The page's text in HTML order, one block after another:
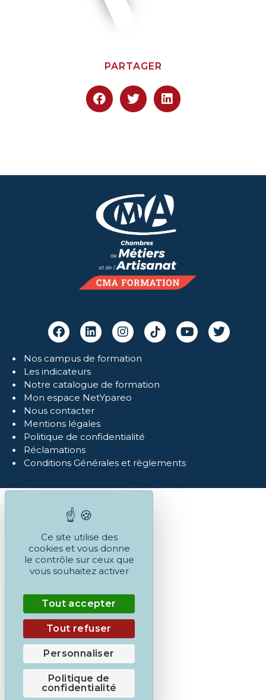
PARTAGER
Nos campus de formation
Les indicateurs
Notre catalogue de formation
Mon espace NetYpareo
Nous contacter
Mentions légales
Politique de confidentialité
Réclamations
Conditions Générales et règlements
Ce site utilise des
cookies et vous donne
le contrôle sur ceux que
vous souhaitez activer
Tout accepter
Tout refuser
Personnaliser
Politique de
confidentialité